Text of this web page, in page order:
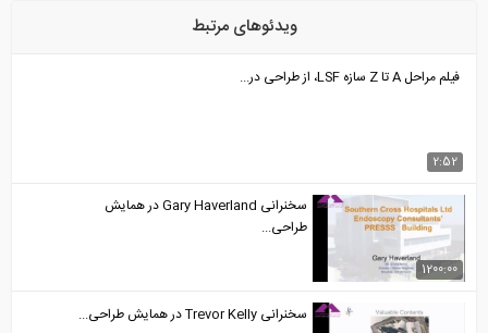
ویدئوهای مرتبط
2:52
فیلم مراحل A تا Z سازه LSF، از طراحی در...
1200:00
سخنرانی Gary Haverland در همایش
طراحی...
سخنرانی Trevor Kelly در همایش طراحی...